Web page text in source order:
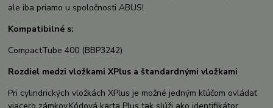
ale iba priamo u spoločnosti ABUS!
Kompatibilné s:
CompactTube 400 (BBP3242)
Rozdiel medzi vložkami XPlus a štandardnými vložkami
Pri cylindrických vložkách XPlus je možné jedným kľúčom ovládať
viacero zámkov.Kódová karta Plus tak slúži ako identifikátor